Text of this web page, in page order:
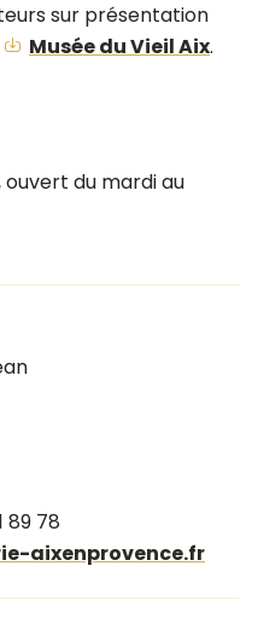
sur présentation
Musée du Vieil Aix.
ouvert du mardi au
89 78
aixenprovence.fr